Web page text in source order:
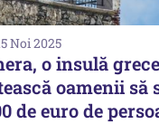
Noi 2025
o insulă
oamenii să
de euro de